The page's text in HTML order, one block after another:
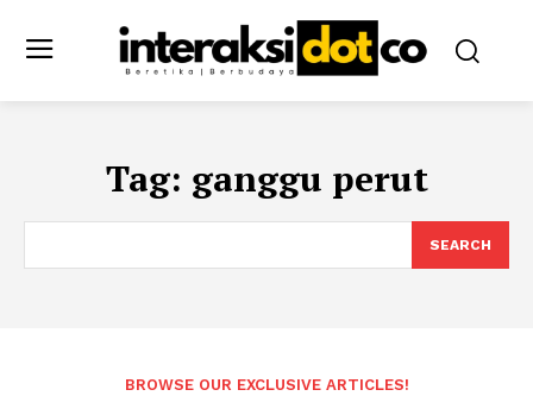
Tag: ganggu perut
SEARCH
BROWSE OUR EXCLUSIVE ARTICLES!